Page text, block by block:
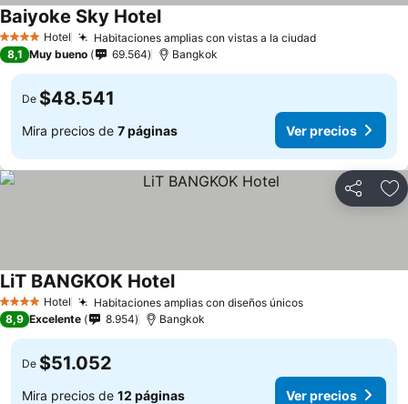
4 EstrellasHotel Habitaciones amplias con vistas a la ciudad
Baiyoke Sky Hotel
8,1 Muy bueno 69.564 Bangkok
De $48.541
Mira precios de 7 páginas Ver precios
Compartir
4 EstrellasHotel Habitaciones amplias con diseños únicos
LiT BANGKOK Hotel
8,9 Excelente 8.954 Bangkok
De $51.052
Mira precios de 12 páginas Ver precios